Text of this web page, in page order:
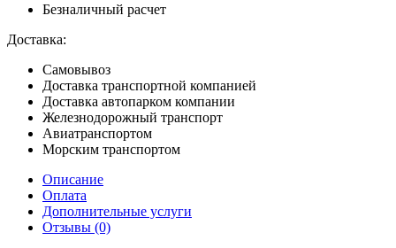
Безналичный расчет
Доставка:
Самовывоз
Доставка транспортной компанией
Доставка автопарком компании
Железнодорожный транспорт
Авиатранспортом
Морским транспортом
Описание
Оплата
Дополнительные услуги
Отзывы (0)